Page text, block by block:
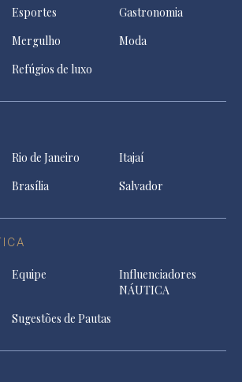
Esportes
Gastronomia
Mergulho
Moda
Refúgios de luxo
Rio de Janeiro
Itajaí
Brasília Salvador
Equipe
Influenciadores
NÁUTICA
Sugestões de Pautas